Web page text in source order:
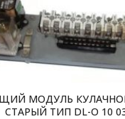
МОДУЛЬ
СТАРЫЙ ТИП DL-O 10